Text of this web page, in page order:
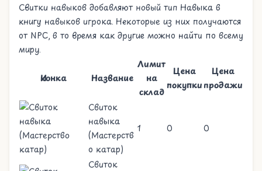
Свитки навыков добавляют новый тип Навыка в
книгу навыков игрока. Некоторые из них получаются
от NPC, в то время как другие можно найти по всему
миру.
Иконка Название
Лимит
на
склад
Цена
покупки
Цена
продажи
Свиток
навыка
(Мастерств
о катар)
1 0 0
Свиток